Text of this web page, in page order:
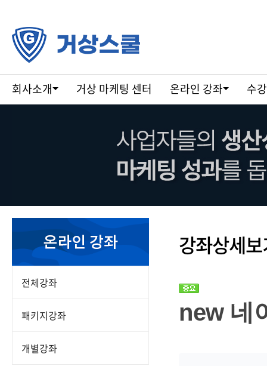
회사소개 거상 마케팅 센터 온라인 강좌 수
세
보
강좌상세
new 네
전체강좌
패키지강좌
개별강좌